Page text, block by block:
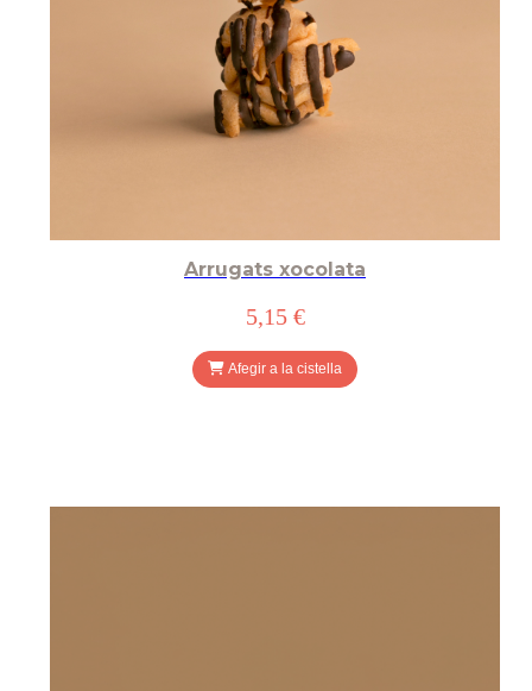
Arrugats xocolata
5,15 €
Afegir a la cistella